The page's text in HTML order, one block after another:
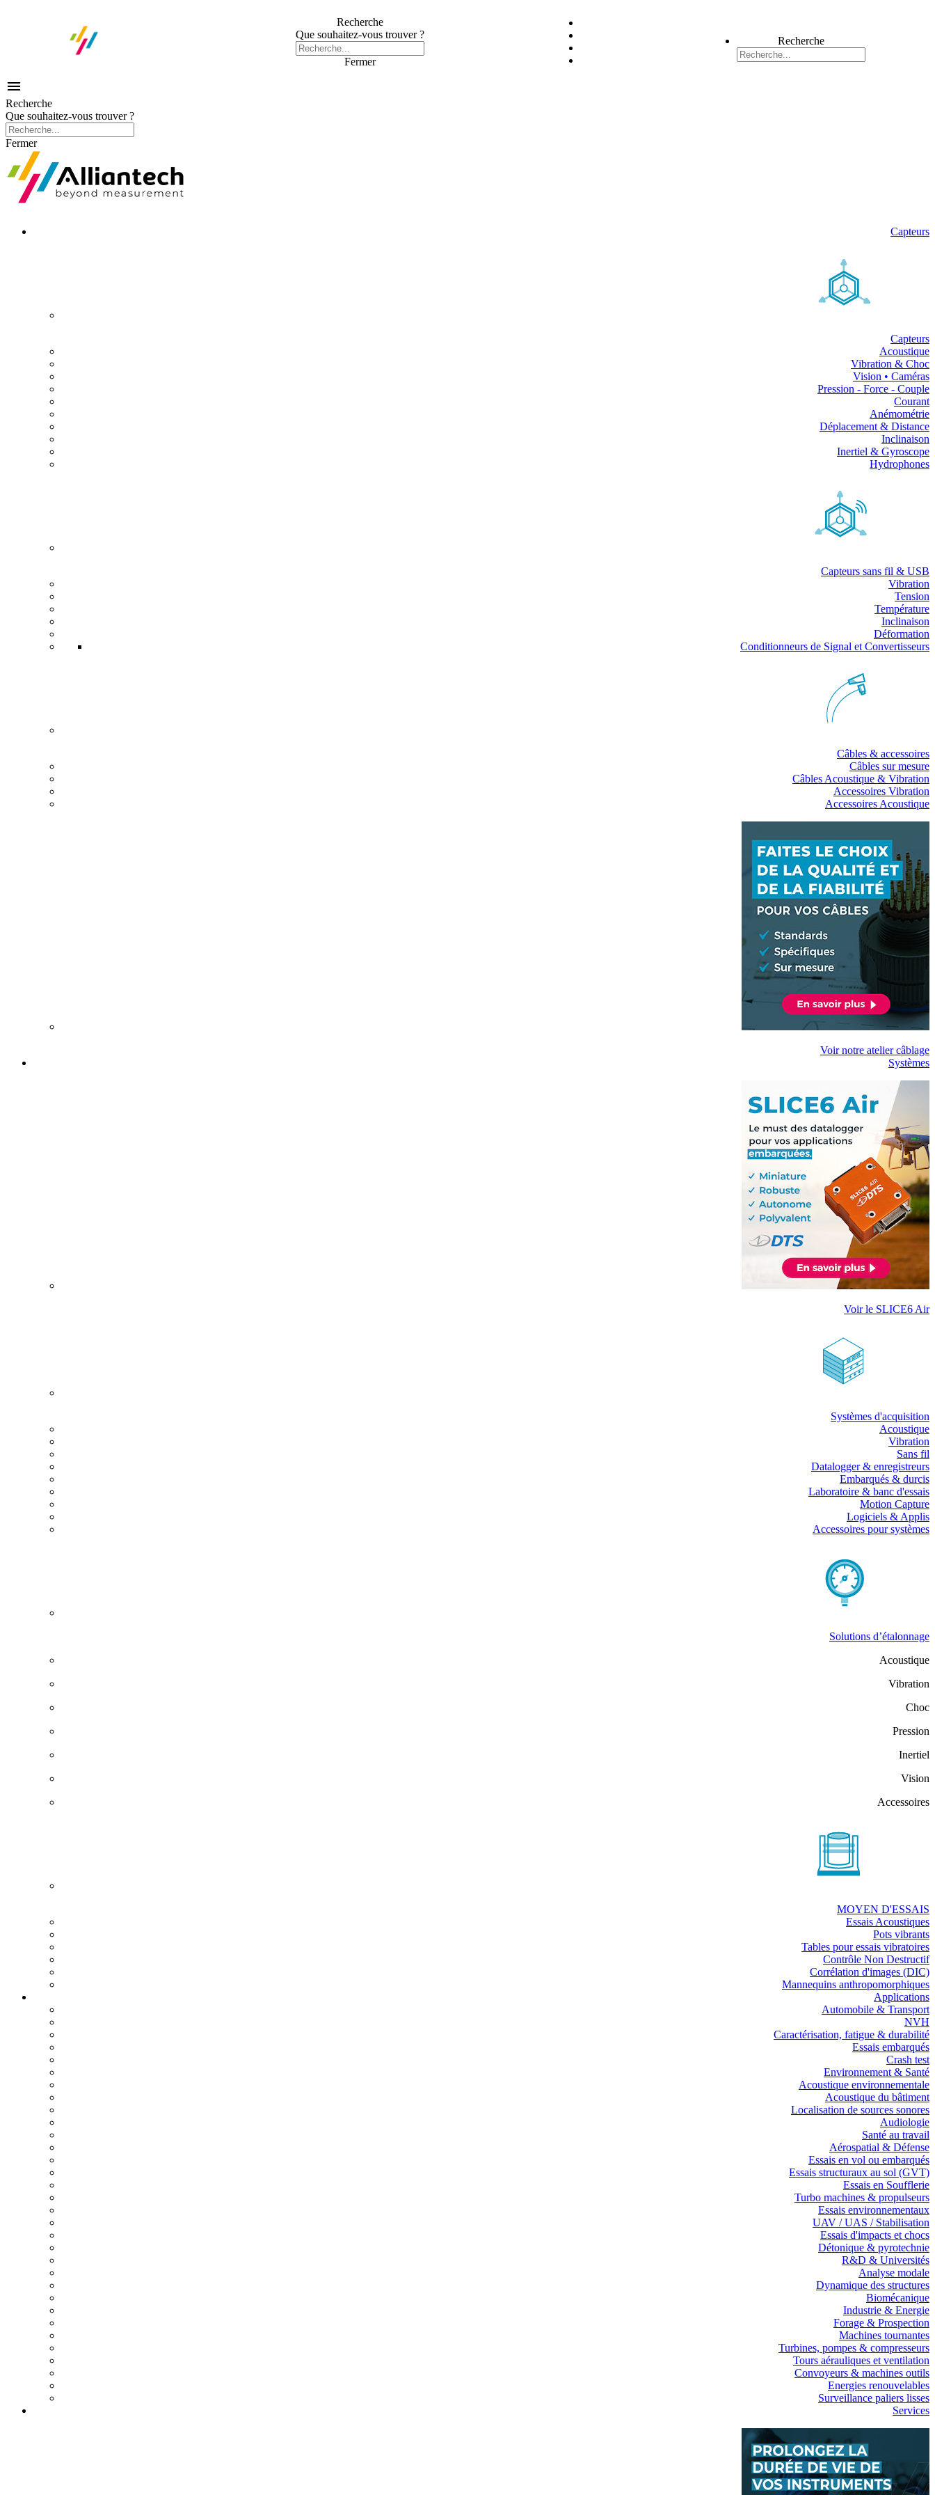
Recherche
Que souhaitez-vous trouver ?
Fermer
Recherche

Recherche
Que souhaitez-vous trouver ?
Fermer
Capteurs
Capteurs
Acoustique
Vibration & Choc
Vision • Caméras
Pression - Force - Couple
Courant
Anémométrie
Déplacement & Distance
Inclinaison
Inertiel & Gyroscope
Hydrophones
Capteurs sans fil & USB
Vibration
Tension
Température
Inclinaison
Déformation
Conditionneurs de Signal et Convertisseurs
Câbles & accessoires
Câbles sur mesure
Câbles Acoustique & Vibration
Accessoires Vibration
Accessoires Acoustique
Voir notre atelier câblage
Systèmes
Voir le SLICE6 Air
Systèmes d'acquisition
Acoustique
Vibration
Sans fil
Datalogger & enregistreurs
Embarqués & durcis
Laboratoire & banc d'essais
Motion Capture
Logiciels & Applis
Accessoires pour systèmes
Solutions d’étalonnage
Acoustique
Vibration
Choc
Pression
Inertiel
Vision
Accessoires
MOYEN D'ESSAIS
Essais Acoustiques
Pots vibrants
Tables pour essais vibratoires
Contrôle Non Destructif
Corrélation d'images (DIC)
Mannequins anthropomorphiques
Applications
Automobile & Transport
NVH
Caractérisation, fatigue & durabilité
Essais embarqués
Crash test
Environnement & Santé
Acoustique environnementale
Acoustique du bâtiment
Localisation de sources sonores
Audiologie
Santé au travail
Aérospatial & Défense
Essais en vol ou embarqués
Essais structuraux au sol (GVT)
Essais en Soufflerie
Turbo machines & propulseurs
Essais environnementaux
UAV / UAS / Stabilisation
Essais d'impacts et chocs
Détonique & pyrotechnie
R&D & Universités
Analyse modale
Dynamique des structures
Biomécanique
Industrie & Energie
Forage & Prospection
Machines tournantes
Turbines, pompes & compresseurs
Tours aérauliques et ventilation
Convoyeurs & machines outils
Energies renouvelables
Surveillance paliers lisses
Services